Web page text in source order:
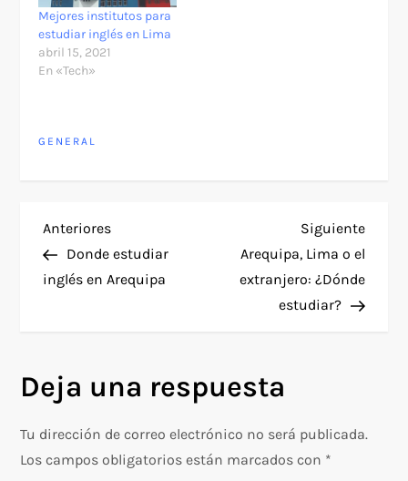
Mejores institutos para
estudiar inglés en Lima
abril 15, 2021
En «Tech»
GENERAL
N
a
g
a
Entrada
anterior
Anteriores
Donde estudiar
inglés en Arequipa
Siguiente
Arequipa, Lima o el
extranjero: ¿Dónde
estudiar?
Deja una respuesta
Tu dirección de correo electrónico no será publicada.
Los campos obligatorios están marcados con *